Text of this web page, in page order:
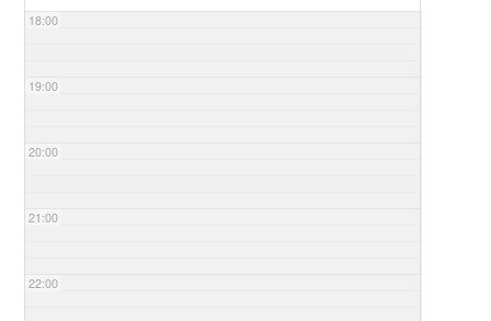
18:00
19:00
20:00
21:00
22:00